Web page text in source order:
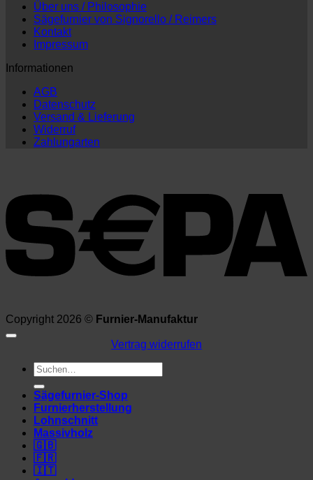
Über uns / Philosophie
Sägefurnier von Signorello / Reimers
Kontakt
Impressum
Informationen
AGB
Datenschutz
Versand & Lieferung
Widerruf
Zahlungarten
Copyright 2026 © Furnier-Manufaktur
Vertrag widerrufen
Suchen
nach:
Sägefurnier-Shop
Furnierherstellung
Lohnschnitt
Massivholz
🇬🇧
🇫🇷
🇮🇹